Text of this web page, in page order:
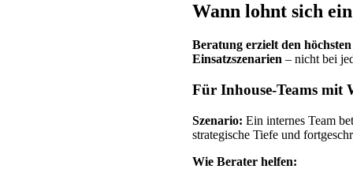
Wann lohnt sich
Beratung erzielt den
Einsatzszenarien – nicht bei
Für Inhouse-Teams mit
Szenario: Ein internes Team
strategische Tiefe und
Wie Berater helfen: